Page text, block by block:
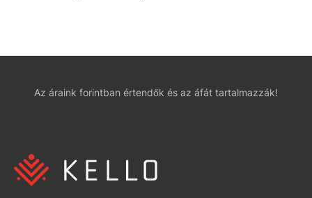
Az áraink forintban értendők és az áfát tartalmazzák!